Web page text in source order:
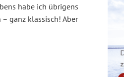
habe ich übrigens
ganz klassisch! Aber